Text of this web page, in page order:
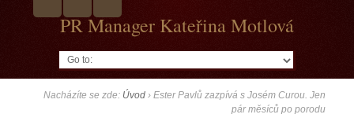
PR Manager Kateřina Motlová
Nacházíte se zde: Úvod ›Ester Pavlů zazpívá s Josém Curou. Jen
pár měsíců po porodu